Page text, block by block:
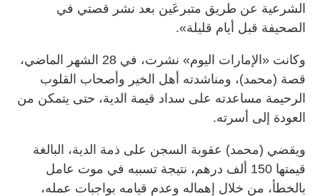
الشرعية عن طريق متبرعَين بعد نشر قصتي في
الصحيفة قبل أيام قليلة».
وكانت «الإمارات اليوم» نشرت، في 28 الشهر الماضي،
قصة (محمد)، ومناشدته أهل الخير وأصحاب القلوب
الرحيمة مساعدته على سداد قيمة الدية، حتى يتمكن من
العودة إلى أسرته.
ويقضي (محمد) عقوبة السجن على ذمة الدية، البالغة
قيمتها 150 ألف درهم، نتيجة تسببه في موت عامل
بالخطأ، من خلال إهماله وعدم قيامه بواجبات عمله،